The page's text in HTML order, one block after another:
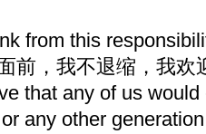
from this
前，我不退缩，我欢
that any of us
any other